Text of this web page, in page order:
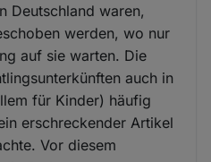
Deutschland waren,
werden, wo nur
auf sie warten. Die
auch in
für Kinder) häufig
erschreckender Artikel
Vor diesem